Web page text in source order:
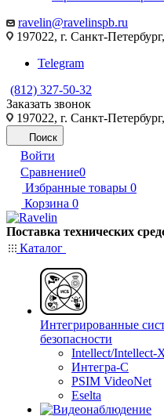
ravelin@ravelinspb.ru
197022, г. Санкт-
Telegram
(812) 327-50-32
Заказать звонок
197022, г. Санкт-
Поиск
Войти
Сравнение0
Избранные товары 0
Корзина 0
Поставка технических
Каталог
Интегрированные
безопасности
Intellect/Intellect-
Интегра-С
PSIM VideoNet
Eselta